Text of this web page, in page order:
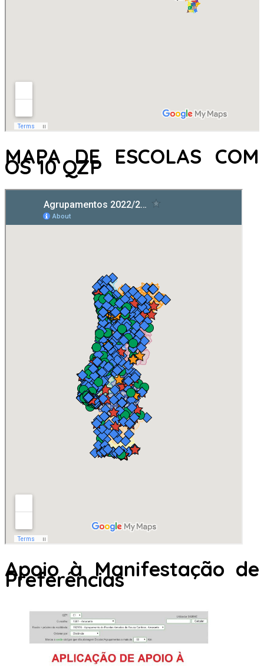
MAPA DE ESCOLAS COM
OS 10 QZP
Apoio à Manifestação de
Preferências